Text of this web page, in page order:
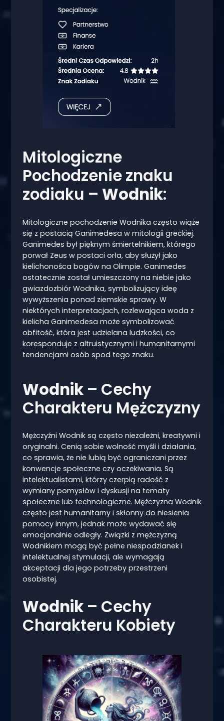
Mitologiczne
Pochodzenie znaku
zodiaku – Wodnik:
Mitologiczne pochodzenie Wodnika często wiąże
się z postacią Ganimedesa w mitologii greckiej.
Ganimedes był pięknym śmiertelnikiem, którego
porwał Zeus w postaci orła, aby służył jako
kielichonośca bogów na Olimpie. Ganimedes
ostatecznie został umieszczony na niebie jako
gwiazdozbiór Wodnika, symbolizujący ideę
wywyższenia ponad ziemskie sprawy. W
niektórych interpretacjach, rozlewająca woda z
kielicha Ganimedesa może symbolizować
obfitość, która jest udzielana ludzkości, co
koresponduje z altruistycznymi i humanitarnymi
tendencjami osób spod tego znaku.
Wodnik– Cechy
Charakteru Mężczyzny
Mężczyźni Wodnik są często niezależni, kreatywni i
oryginalni. Cenią sobie wolność myśli i działania,
co sprawia, że nie lubią być ograniczani przez
konwencje społeczne czy oczekiwania. Są
intelektualistami, którzy czerpią radość z
wymiany pomysłów i dyskusji na tematy
społeczne lub technologiczne. Mężczyzna Wodnik
często jest humanitarny i skłonny do niesienia
pomocy innym, jednak może wydawać się
emocjonalnie odległy. Związki z mężczyzną
Wodnikiem mogą być pełne niespodzianek i
intelektualnej stymulacji, ale wymagają
akceptacji dla jego potrzeby przestrzeni
osobistej.
Wodnik– Cechy
Charakteru Kobiety